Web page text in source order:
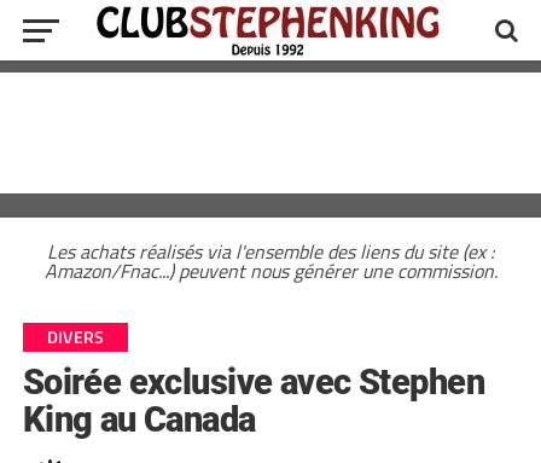
Les achats réalisés via l'ensemble des liens du site (ex :
Amazon/Fnac...) peuvent nous générer une commission.
DIVERS
Soirée exclusive avec Stephen
King au Canada